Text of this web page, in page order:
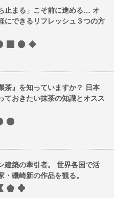
止まる」こそ前に進める… オ
にできるリフレッシュ３つの方
茶』を知っていますか？ 日本
ておきたい抹茶の知識とオスス
建築の牽引者。 世界各国で活
・磯崎新の作品を観る。